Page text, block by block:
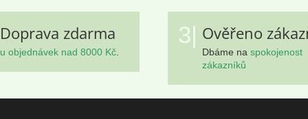
Doprava zdarma
u objednávek nad 8000 Kč.
3| Ověřeno
Dbáme na spokojenost
zákazníků